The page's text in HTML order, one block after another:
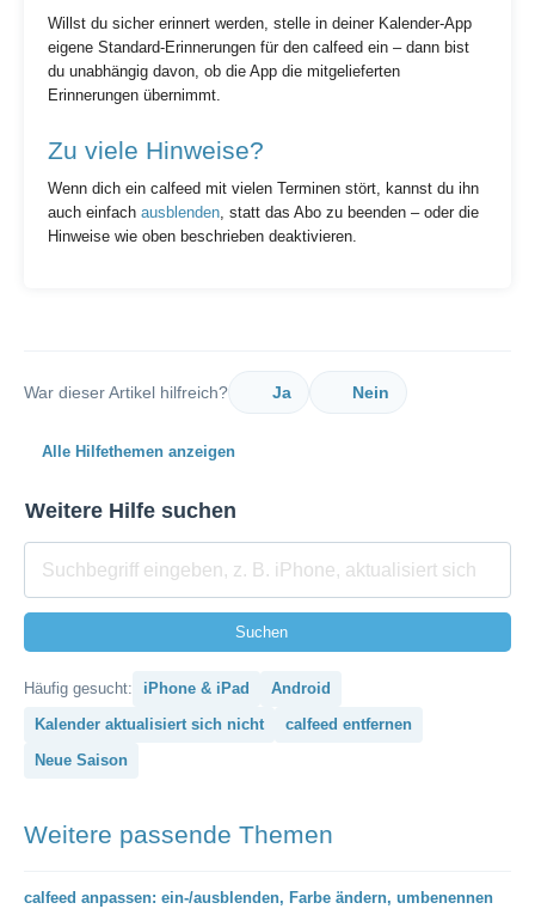
Willst du sicher erinnert werden, stelle in deiner Kalender-App
eigene Standard-Erinnerungen für den calfeed ein – dann bist
du unabhängig davon, ob die App die mitgelieferten
Erinnerungen übernimmt.
Zu viele Hinweise?
Wenn dich ein calfeed mit vielen Terminen stört, kannst du ihn
auch einfach ausblenden, statt das Abo zu beenden – oder die
Hinweise wie oben beschrieben deaktivieren.
War dieser Artikel hilfreich? Ja Nein
Alle Hilfethemen anzeigen
Weitere Hilfe suchen
Suchen
Häufig gesucht: iPhone & iPad
Android
Kalender aktualisiert sich nicht
calfeed entfernen
Neue Saison
Weitere passende Themen
calfeed anpassen: ein-/ausblenden, Farbe ändern, umbenennen